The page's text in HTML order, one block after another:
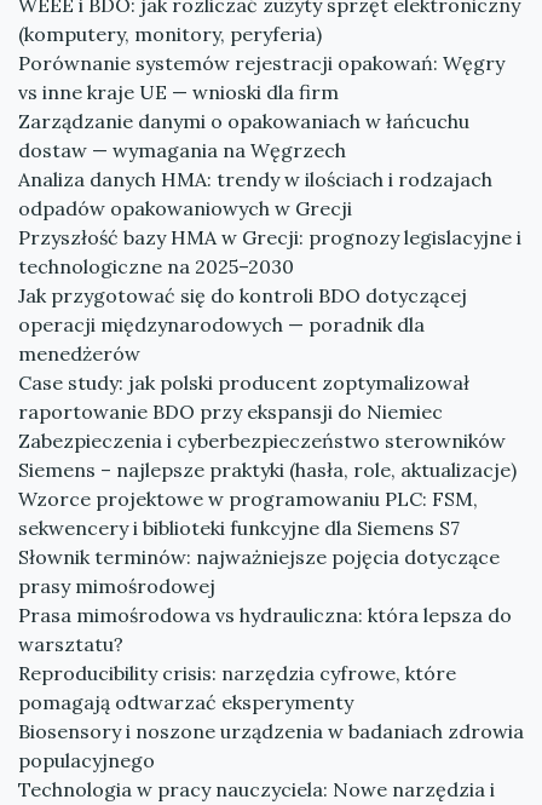
WEEE i BDO: jak rozliczać zużyty sprzęt elektroniczny
(komputery, monitory, peryferia)
Porównanie systemów rejestracji opakowań: Węgry
vs inne kraje UE — wnioski dla firm
Zarządzanie danymi o opakowaniach w łańcuchu
dostaw — wymagania na Węgrzech
Analiza danych HMA: trendy w ilościach i rodzajach
odpadów opakowaniowych w Grecji
Przyszłość bazy HMA w Grecji: prognozy legislacyjne i
technologiczne na 2025–2030
Jak przygotować się do kontroli BDO dotyczącej
operacji międzynarodowych — poradnik dla
menedżerów
Case study: jak polski producent zoptymalizował
raportowanie BDO przy ekspansji do Niemiec
Zabezpieczenia i cyberbezpieczeństwo sterowników
Siemens – najlepsze praktyki (hasła, role, aktualizacje)
Wzorce projektowe w programowaniu PLC: FSM,
sekwencery i biblioteki funkcyjne dla Siemens S7
Słownik terminów: najważniejsze pojęcia dotyczące
prasy mimośrodowej
Prasa mimośrodowa vs hydrauliczna: która lepsza do
warsztatu?
Reproducibility crisis: narzędzia cyfrowe, które
pomagają odtwarzać eksperymenty
Biosensory i noszone urządzenia w badaniach zdrowia
populacyjnego
Technologia w pracy nauczyciela: Nowe narzędzia i